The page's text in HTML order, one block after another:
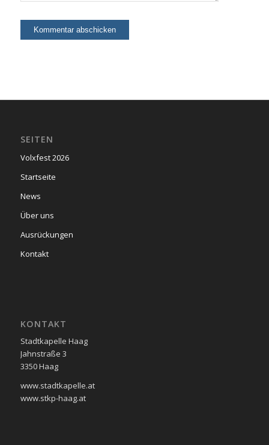
SEITEN
Volxfest 2026
Startseite
News
Über uns
Ausrückungen
Kontakt
KONTAKT
Stadtkapelle Haag
Jahnstraße 3
3350 Haag
www.stadtkapelle.at
www.stkp-haag.at